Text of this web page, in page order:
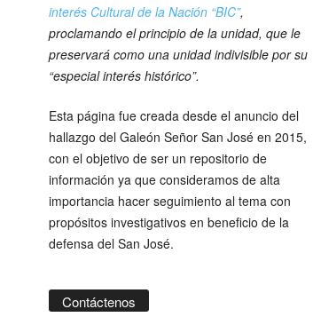
interés Cultural de la Nación “BIC”,
proclamando el principio de la unidad, que le
preservará como una unidad indivisible por su
“especial interés histórico”.
Esta página fue creada desde el anuncio del
hallazgo del Galeón Señor San José en 2015,
con el objetivo de ser un repositorio de
información ya que consideramos de alta
importancia hacer seguimiento al tema con
propósitos investigativos en beneficio de la
defensa del San José.
Contáctenos